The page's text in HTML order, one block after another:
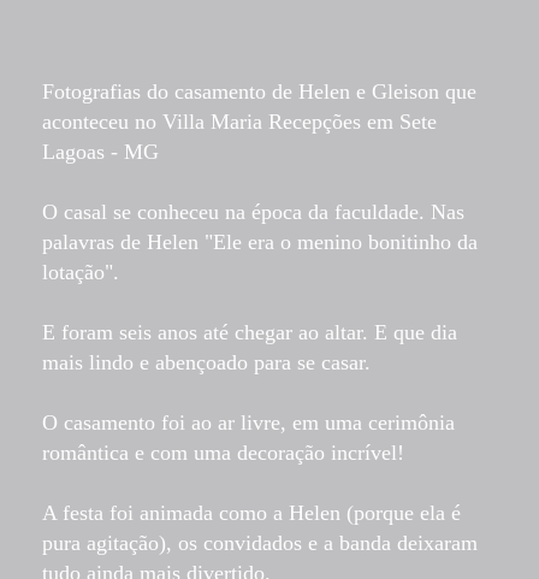
Fotografias do casamento de Helen e Gleison que
aconteceu no Villa Maria Recepções em Sete
Lagoas - MG
O casal se conheceu na época da faculdade. Nas
palavras de Helen "Ele era o menino bonitinho da
lotação".
E foram seis anos até chegar ao altar. E que dia
mais lindo e abençoado para se casar.
O casamento foi ao ar livre, em uma cerimônia
romântica e com uma decoração incrível!
A festa foi animada como a Helen (porque ela é
pura agitação), os convidados e a banda deixaram
tudo ainda mais divertido.